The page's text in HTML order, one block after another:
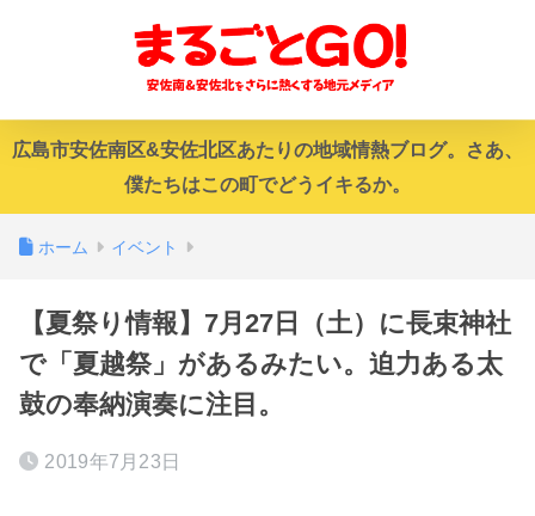
広島市安佐南区&安佐北区あたりの地域情熱ブログ。さあ、
僕たちはこの町でどうイキるか。
ホーム イベント
【夏祭り情報】7月27日（土）に長束神社
で「夏越祭」があるみたい。迫力ある太
鼓の奉納演奏に注目。
2019年7月23日